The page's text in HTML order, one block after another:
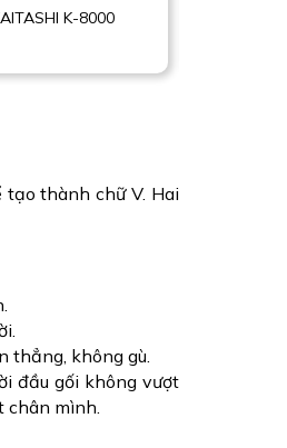
K-8000
thành chữ V. Hai
thẳng, không gù.
đầu gối không vượt
chân mình.